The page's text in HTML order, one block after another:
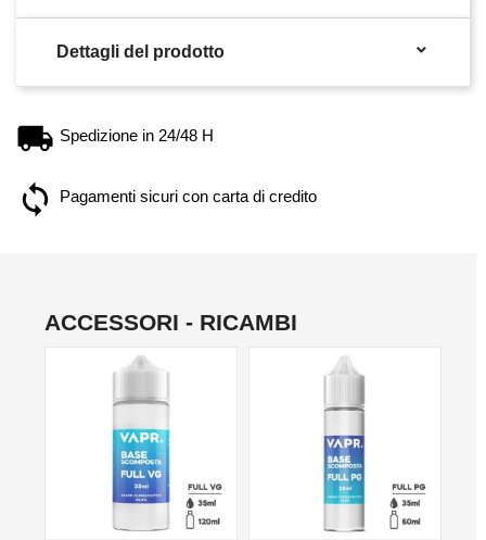
Dettagli del prodotto 
Spedizione in 24/48 H
Pagamenti sicuri con carta di credito
ACCESSORI - RICAMBI